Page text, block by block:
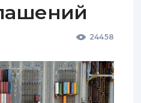
24458